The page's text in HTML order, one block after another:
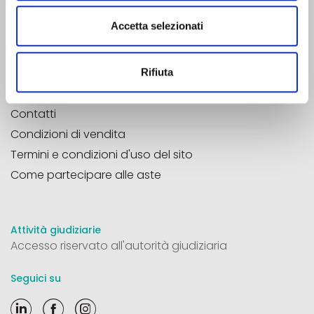
Accetta selezionati
Rifiuta
Pecaste33@pec.it
è un marchio registrato
P.Iva04785020266
Contatti
Condizioni di vendita
Termini e condizioni d'uso del sito
Come partecipare alle aste
Attività giudiziarie
Accesso riservato all'autorità giudiziaria
Seguici su